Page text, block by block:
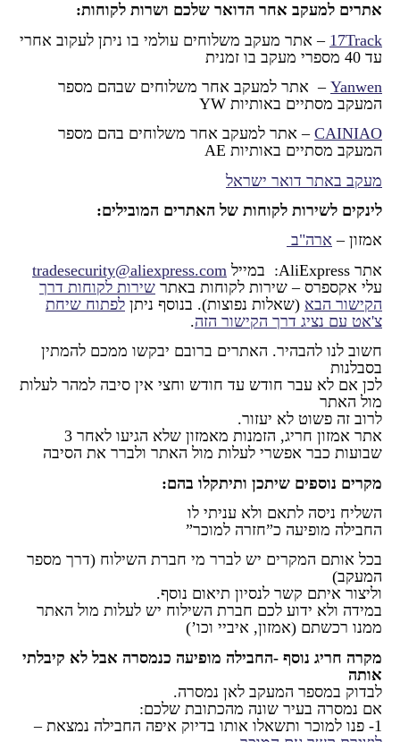
אתרים למעקב אחר הדואר שלכם ושרות לקוחות:
17Track – אתר מעקב משלוחים עולמי בו ניתן לעקוב אחרי
עד 40 מספרי מעקב בו זמנית
Yanwen – אתר למעקב אחר משלוחים שבהם מספר
המעקב מסתיים באותיות YW
CAINIAO – אתר למעקב אחר משלוחים בהם מספר
המעקב מסתיים באותיות AE
מעקב באתר דואר ישראל
לינקים לשירות לקוחות של האתרים המובילים:
אמזון – ארה"ב
אתר AliExpress: במייל
tradesecurity@aliexpress.com
עלי אקספרס – שירות לקוחות באתר שירות לקוחות דרך
הקישור הבא (שאלות נפוצות). בנוסף ניתן לפתוח שיחת
צ'אט עם נציג דרך הקישור הזה.
חשוב לנו להבהיר. האתרים ברובם יבקשו ממכם להמתין
בסבלנות
לכן אם לא עבר חודש עד חודש וחצי אין סיבה למהר לעלות
מול האתר
לרוב זה פשוט לא יעזור.
אתר אמזון חריג, הזמנות מאמזון שלא הגיעו לאחר 3
שבועות כבר אפשרי לעלות מול האתר ולברר את הסיבה
מקרים נוספים שיתכן ותיתקלו בהם:
השליח ניסה לתאם ולא עניתי לו
החבילה מופיעה כ”חזרה למוכר”
בכל אותם המקרים יש לברר מי חברת השילוח (דרך מספר
המעקב)
וליצור איתם קשר לנסיון תיאום נוסף.
במידה ולא ידוע לכם חברת השילוח יש לעלות מול האתר
ממנו רכשתם (אמזון, איביי וכו’)
מקרה חריג נוסף -החבילה מופיעה כנמסרה אבל לא קיבלתי
אותה
לבדוק במספר המעקב לאן נמסרה.
אם נמסרה בעיר שונה מהכתובת שלכם:
1- פנו למוכר ותשאלו אותו בדיוק איפה החבילה נמצאת –